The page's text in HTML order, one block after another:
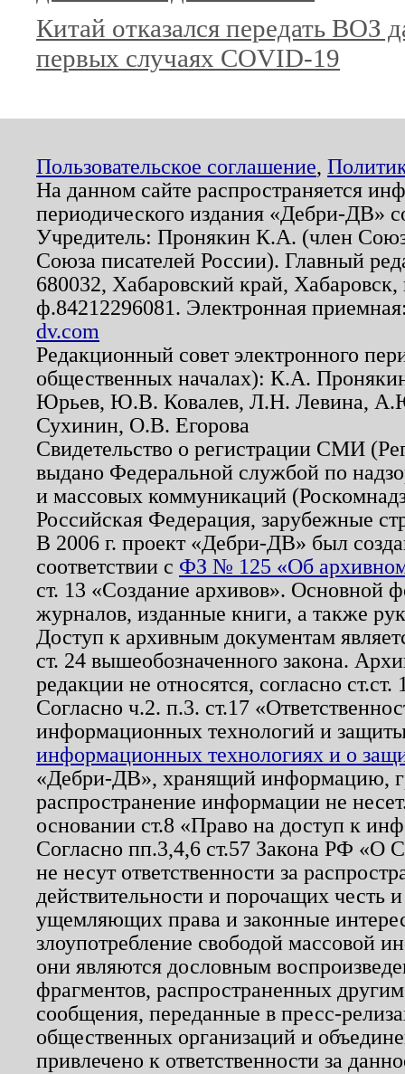
Китай отказался передать ВОЗ
первых случаях COVID-19
Пользовательское соглашение,
На данном сайте распространяется
периодического издания «Дебри-ДВ»
Учредитель: Пронякин К.А. (член
Союза писателей России). Главный
680032, Хабаровский край,
ф.84212296081. Электронная
dv.com
Редакционный совет электронного
общественных началах): К.А.
Юрьев, Ю.В. Ковалев, Л.Н. Левина,
Сухинин, О.В. Егорова
Свидетельство о регистрации СМИ
выдано Федеральной службой по
и массовых коммуникаций
Российская Федерация, зарубежные
В 2006 г. проект «Дебри-ДВ» был
соответствии с ФЗ № 125 «Об
ст. 13 «Создание архивов». Основной
журналов, изданные книги, а также
Доступ к архивным документам
ст. 24 вышеобозначенного закона.
редакции не относятся, согласно
Согласно ч.2. п.3. ст.17
информационных технологий и
информационных технологиях и о
«Дебри-ДВ», хранящий информацию,
распространение информации не
основании ст.8 «Право на доступ к
Согласно пп.3,4,6 ст.57 Закона РФ «О
не несут ответственности за
действительности и порочащих честь
ущемляющих права и законные
злоупотребление свободой массовой
они являются дословным
фрагментов, распространенных
сообщения, переданные в пресс-
общественных организаций и
привлечено к ответственности за